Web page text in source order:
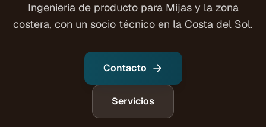
Ingeniería de producto para Mijas y la zona
costera, con un socio técnico en la Costa del Sol.
Contacto
Servicios